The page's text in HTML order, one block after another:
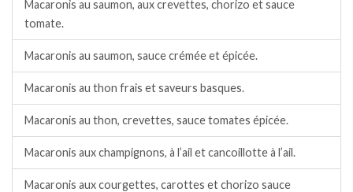
Macaronis au saumon, aux crevettes, chorizo et sauce
tomate.
Macaronis au saumon, sauce crémée et épicée.
Macaronis au thon frais et saveurs basques.
Macaronis au thon, crevettes, sauce tomates épicée.
Macaronis aux champignons, à l’ail et cancoillotte à l’ail.
Macaronis aux courgettes, carottes et chorizo sauce